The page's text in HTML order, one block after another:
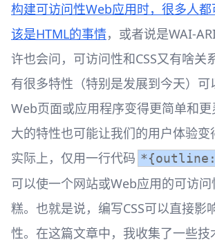
构建可访问性Web应用时，很多人
该是HTML的事情，或者说是WAI-
许也会问，可访问性和CSS又有啥关
有很多特性（特别是发展到今天）可
Web页面或应用程序变得更简单和
大的特性也可能让我们的用户体验变
实际上，仅用一行代码
可以使一个网站或Web应用的可访
糕。也就是说，编写CSS可以直接影
性。在这篇文章中，我收集了一些技